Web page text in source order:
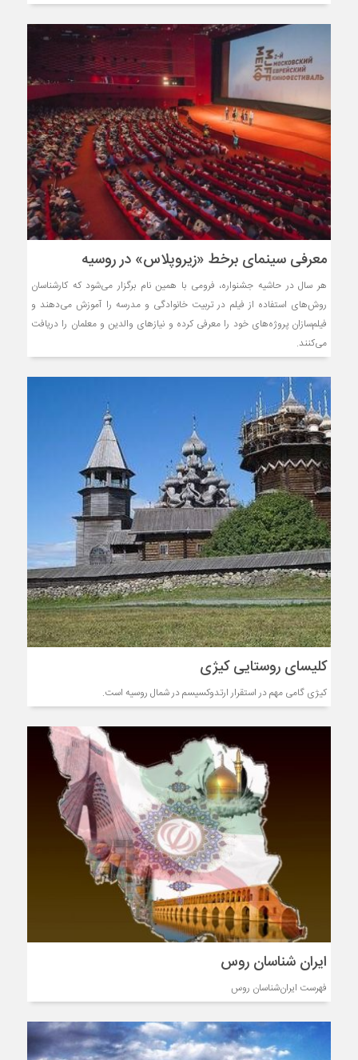
معرفی سینمای برخط «زیروپلاس» در روسیه
هر سال در حاشیه جشنواره، فرومی با همین نام برگزار می‌شود که کارشناسان
روش‌های استفاده از فیلم در تربیت خانوادگی و مدرسه را آموزش می‌دهند و
فیلم‌سازان پروژه‌های خود را معرفی کرده و نیازهای والدین و معلمان را دریافت
می‌کنند.
کلیسای روستایی کیژی
کیژی گامی مهم در استقرار ارتدوکسیسم در شمال روسیه است.
ایران شناسان روس
فهرست ایران‌شناسان روس